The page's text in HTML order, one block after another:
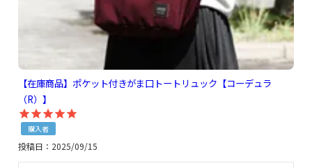
【在庫商品】ポケット付きがま口トートリュック【コーデュラ
（R）】
購入者
投稿日 2025/09/15